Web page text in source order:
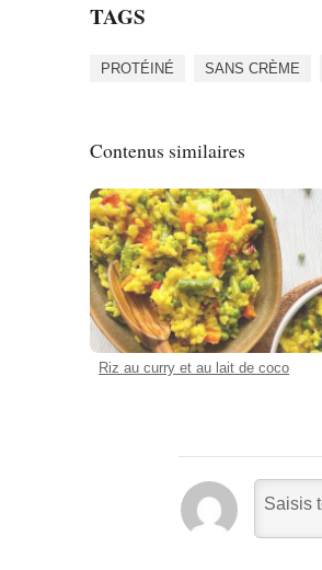
TAGS
PROTÉINÉ SANS CRÈME
Contenus similaires
Riz au curry et au lait de coco